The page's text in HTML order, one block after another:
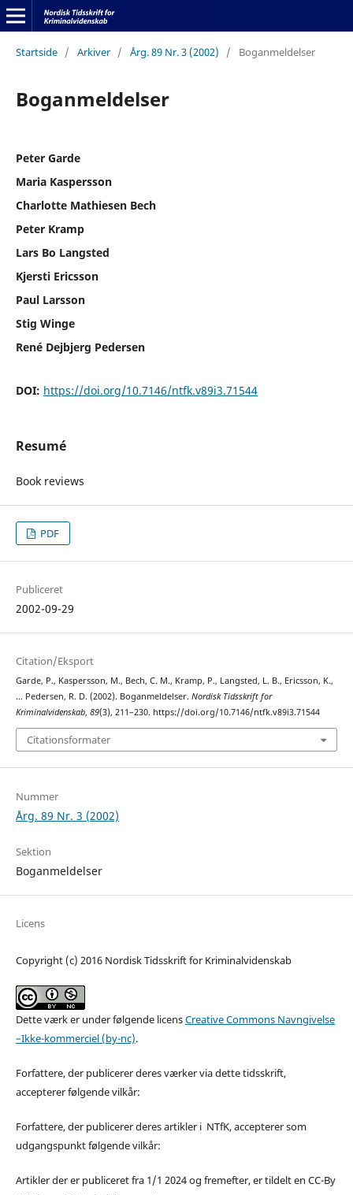
Startside / Arkiver / Årg. 89 Nr. 3 (2002) / Boganmeldelser
Boganmeldelser
Peter Garde
Maria Kaspersson
Charlotte Mathiesen Bech
Peter Kramp
Lars Bo Langsted
Kjersti Ericsson
Paul Larsson
Stig Winge
René Dejbjerg Pedersen
DOI: https://doi.org/10.7146/ntfk.v89i3.71544
Resumé
Book reviews
PDF
Publiceret
2002-09-29
Citation/Eksport
Garde, P., Kaspersson, M., Bech, C. M., Kramp, P., Langsted, L. B., Ericsson, K.,
… Pedersen, R. D. (2002). Boganmeldelser. Nordisk Tidsskrift for
Kriminalvidenskab, 89(3), 211–230. https://doi.org/10.7146/ntfk.v89i3.71544
Citationsformater
Nummer
Årg. 89 Nr. 3 (2002)
Sektion
Boganmeldelser
Licens
Copyright (c) 2016 Nordisk Tidsskrift for Kriminalvidenskab
Dette værk er under følgende licensCreative Commons Navngivelse
–Ikke-kommerciel (by-nc).
Forfattere, der publicerer deres værker via dette tidsskrift,
accepterer følgende vilkår:
Forfattere, der publicerer deres artikler i NTfK, accepterer som
udgangspunkt følgende vilkår:
Artikler der er publiceret fra 1/1 2024 og fremefter, er tildelt en CC-By